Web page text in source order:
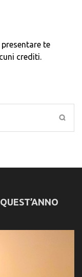
te
crediti.